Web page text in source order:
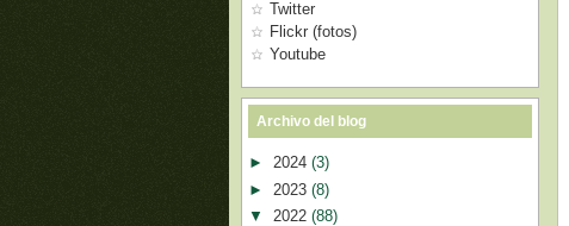
Twitter
Flickr (fotos)
Youtube
Archivo del blog
► 2024 (3)
► 2023 (8)
▼ 2022 (88)